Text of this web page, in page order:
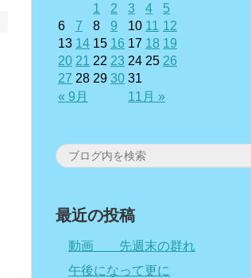
« 9月 11月 »
1 2 3 4
5
6
7 8 9 10 11 12
13 14 15 16 17 18 19
20 21 22 23 24 25 26
27 28 29 30 31
最近の投稿
動画 先週末の群れ
午後になって更に